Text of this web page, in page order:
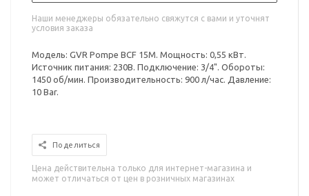
Наши менеджеры обязательно свяжутся с вами и уточнят
условия заказа
Модель: GVR Pompe BCF 15M. Мощность: 0,55 кВт.
Источник питания: 230В. Подключение: 3/4". Обороты:
1450 об/мин. Производительность: 900 л/час. Давление:
10 Bar.
Поделиться
Цена действительна только для интернет-магазина и
может отличаться от цен в розничных магазинах